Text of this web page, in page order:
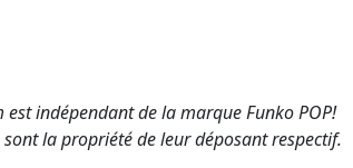
indépendant de la marque Funko POP!
sont la propriété de leur déposant respectif.